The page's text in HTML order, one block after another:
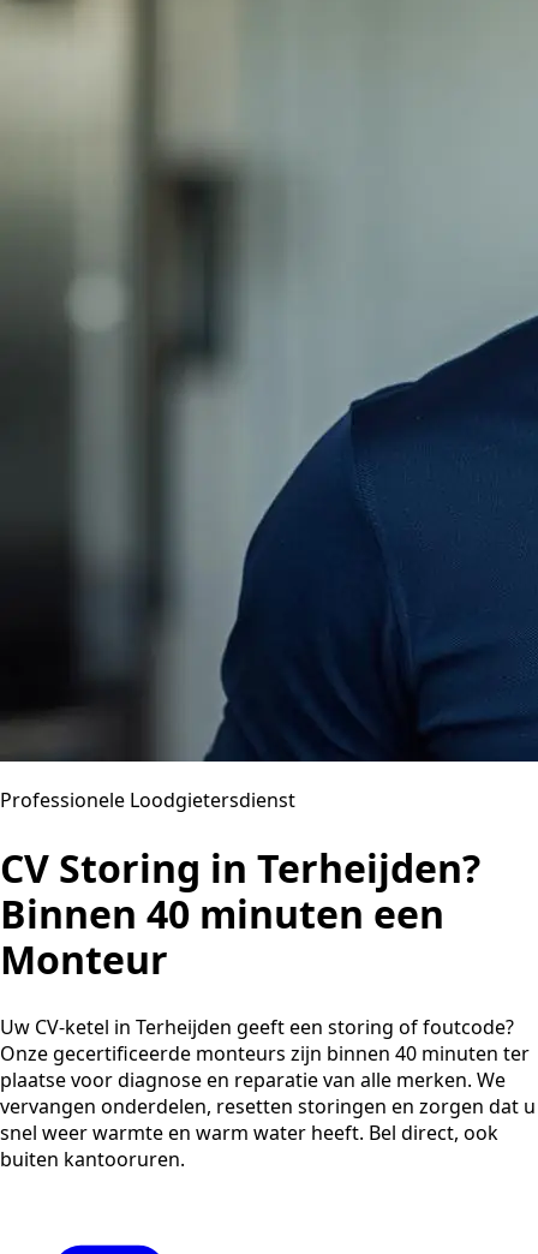
Professionele Loodgietersdienst
CV Storing in Terheijden?
Binnen 40 minuten een
Monteur
Uw CV-ketel in Terheijden geeft een storing of foutcode?
Onze gecertificeerde monteurs zijn binnen 40 minuten ter
plaatse voor diagnose en reparatie van alle merken. We
vervangen onderdelen, resetten storingen en zorgen dat u
snel weer warmte en warm water heeft. Bel direct, ook
buiten kantooruren.